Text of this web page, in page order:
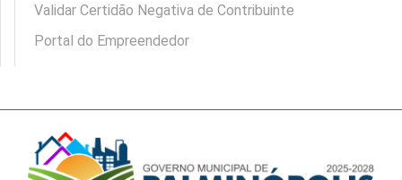
Validar Certidão Negativa de Contribuinte
Portal do Empreendedor